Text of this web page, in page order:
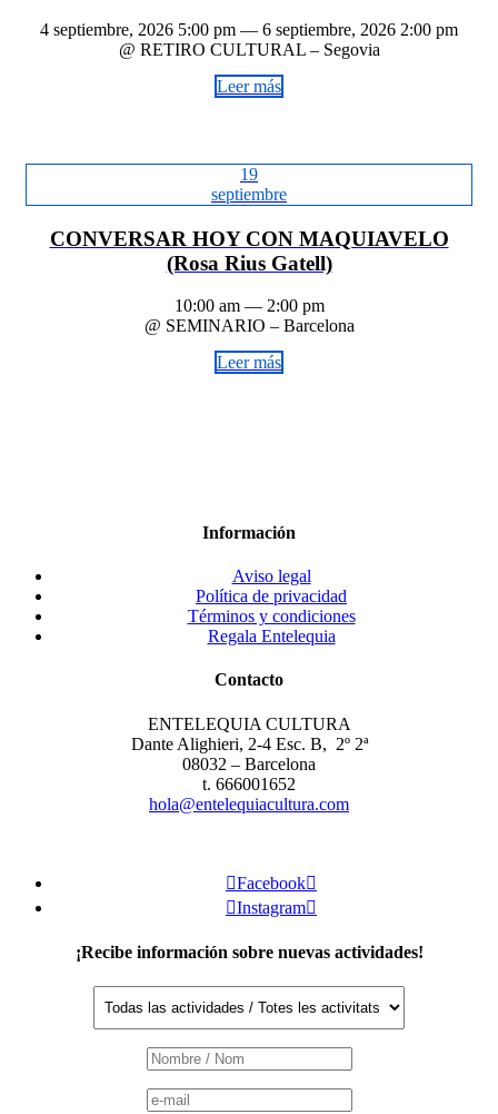
4 septiembre, 2026 5:00 pm — 6 septiembre, 2026 2:00 pm
@ RETIRO CULTURAL – Segovia
Leer más
19
septiembre
CONVERSAR HOY CON MAQUIAVELO
(Rosa Rius Gatell)
10:00 am — 2:00 pm
@ SEMINARIO – Barcelona
Leer más
Información
Aviso legal
Política de privacidad
Términos y condiciones
Regala Entelequia
Contacto
ENTELEQUIA CULTURA
Dante Alighieri, 2-4 Esc. B, 2º 2ª
08032 – Barcelona
t. 666001652
hola@entelequiacultura.com
Facebook
Instagram
¡Recibe información sobre nuevas actividades!